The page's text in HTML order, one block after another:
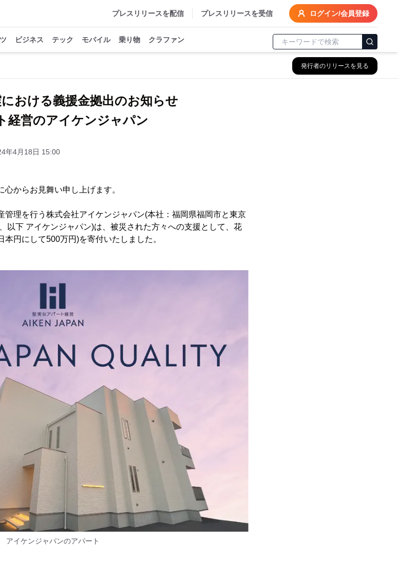
プレスリリースを配信 プレスリリースを受信 ログイン/会員登録
ビジネス テック モバイル 乗り物 クラファン
発行者のリリースを見る
における義援金拠出のお知らせ
経営のアイケンジャパン
年4月18日 15:00
からお見舞い申し上げます。
管理を行う株式会社アイケンジャパン(本社：福岡県福岡市と東京
以下 アイケンジャパン)は、被災された方々への支援として、花
円にして500万円)を寄付いたしました。
アイケンジャパンのアパート